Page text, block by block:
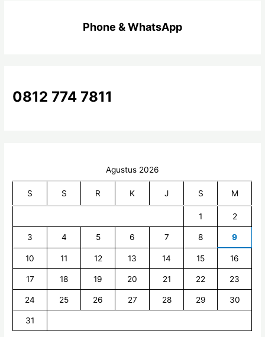
k
Phone & WhatsApp
0812 774 7811
Agustus 2026
S S R K J S M
1 2
3 4 5 6 7 8 9
10 11 12 13 14 15 16
17 18 19 20 21 22 23
24 25 26 27 28 29 30
31